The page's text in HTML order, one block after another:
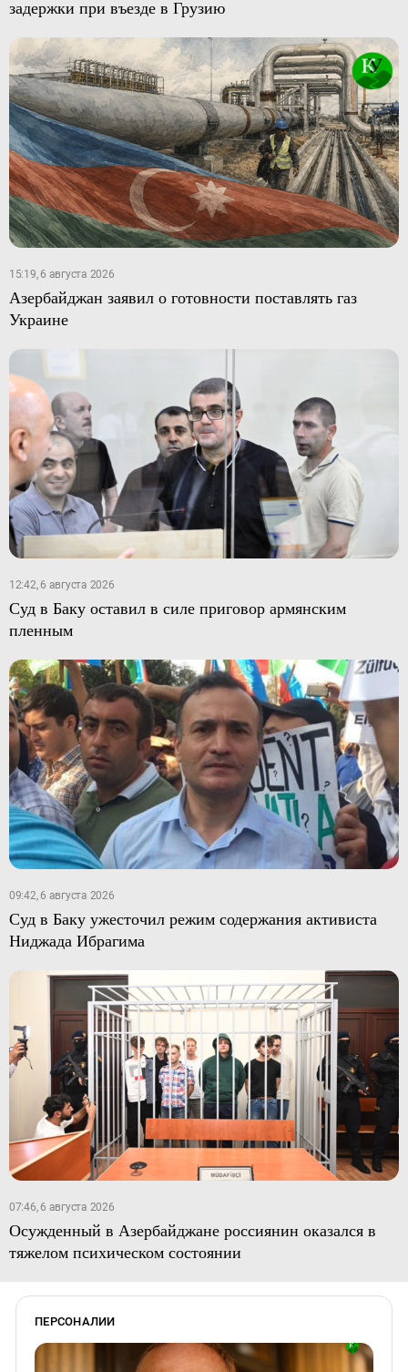
задержки при въезде в Грузию
15:19, 6 августа 2026
Азербайджан заявил о готовности поставлять газ
Украине
12:42, 6 августа 2026
Суд в Баку оставил в силе приговор армянским
пленным
09:42, 6 августа 2026
Суд в Баку ужесточил режим содержания активиста
Ниджада Ибрагима
07:46, 6 августа 2026
Осужденный в Азербайджане россиянин оказался в
тяжелом психическом состоянии
ПЕРСОНАЛИИ